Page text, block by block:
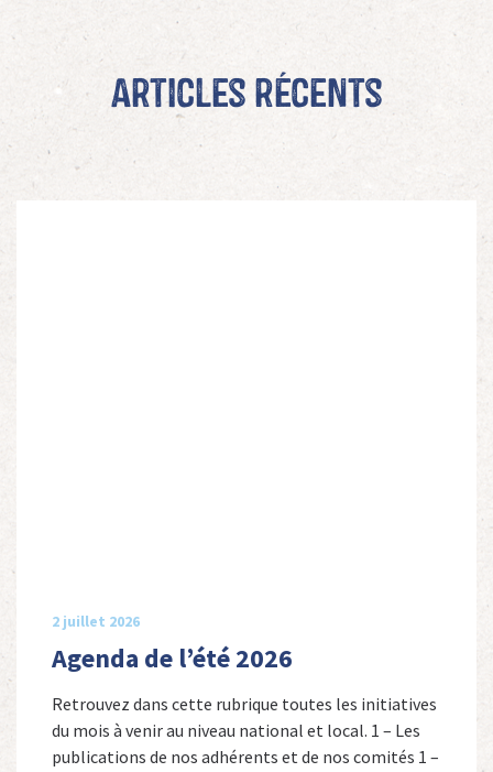
Articles récents
2 juillet 2026
Agenda de l’été 2026
Retrouvez dans cette rubrique toutes les initiatives
du mois à venir au niveau national et local. 1 – Les
publications de nos adhérents et de nos comités 1 –